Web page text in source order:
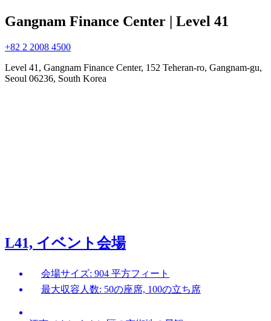
Gangnam Finance Center | Level 41
+82 2 2008 4500
Level 41, Gangnam Finance Center, 152 Teheran-ro, Gangnam-gu,
Seoul 06236, South Korea
L41, イベント会場
会場サイズ: 904 平方フィート
最大収容人数: 50の座席, 100の立ち席